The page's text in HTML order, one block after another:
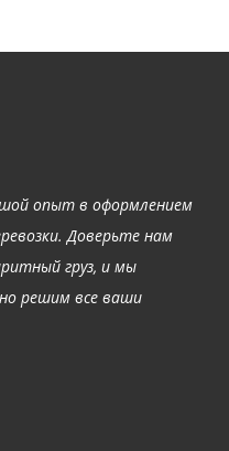
опыт в оформлением
Доверьте нам
груз, и мы
решим все ваши